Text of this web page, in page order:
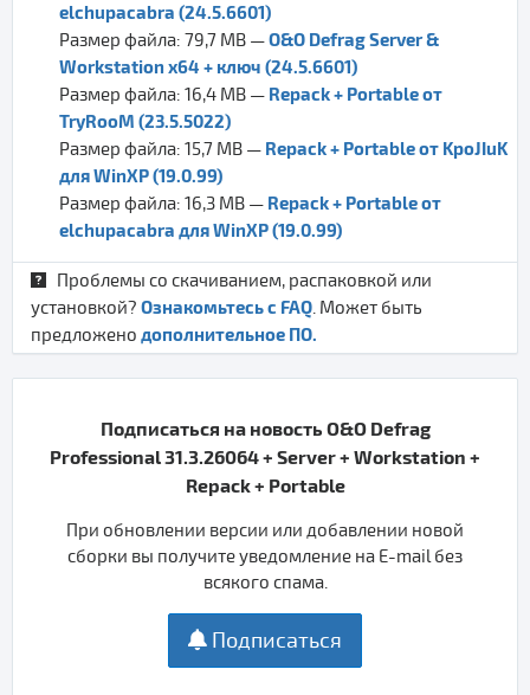
elchupacabra (24.5.6601)
Размер файла: 79,7 MB —O&O Defrag Server &
Workstation x64 + ключ (24.5.6601)
Размер файла: 16,4 MB — Repack + Portable от
TryRooM (23.5.5022)
Размер файла: 15,7 MB — Repack + Portable от KpoJIuK
для WinXP (19.0.99)
Размер файла: 16,3 MB — Repack + Portable от
elchupacabra для WinXP (19.0.99)
Проблемы со скачиванием, распаковкой или
установкой? Ознакомьтесь с FAQ. Может быть
предложено дополнительное ПО.
Подписаться на новость O&O Defrag
Professional 31.3.26064 + Server + Workstation +
Repack + Portable
При обновлении версии или добавлении новой
сборки вы получите уведомление на E-mail без
всякого спама.
Подписаться